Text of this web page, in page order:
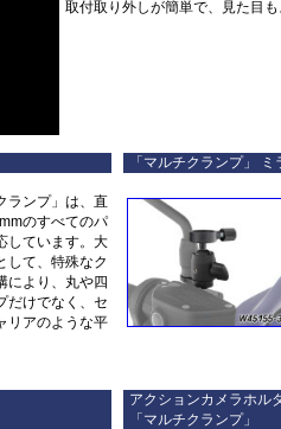
取付取り外しが簡単で、見た目
ランプ」は、直
のすべてのパ
しています。大
して、特殊なク
により、丸や四
だけでなく、セ
リアのような平
「マルチクランプ」
アクションカメラホル
「マルチクランプ」